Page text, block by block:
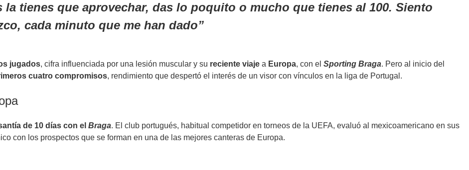
tienes que aprovechar, das lo poquito o mucho que tienes al 100. Siento
cada minuto que me han dado
jugados, cifra influenciada por una lesión muscular y su reciente viaje a Europa, con el Sporting Braga. Pero al inicio del
cuatro compromisos, rendimiento que despertó el interés de un visor con vínculos en la liga de Portugal.
de 10 días con el Braga. El club portugués, habitual competidor en torneos de la UEFA, evaluó al mexicoamericano en sus
con los prospectos que se forman en una de las mejores canteras de Europa.